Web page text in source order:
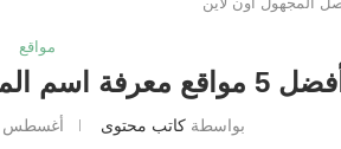
مواقع
أفضل 5 مواقع معرفة اسم المتصل المجهول أون لاين
بواسطة كاتب محتوى أغسطس 18, 2023